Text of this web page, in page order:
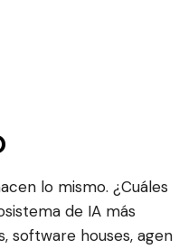
lo mismo. ¿Cuáles
de IA más
software houses, agen